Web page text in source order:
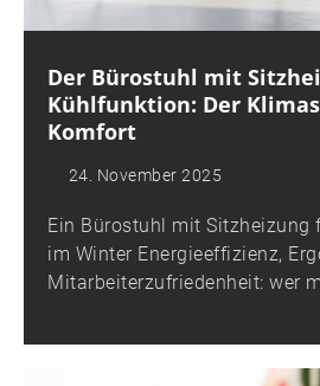
Der Bürostuhl mit
Kühlfunktion: Der
Komfort
24. November 2025
Ein Bürostuhl mit Sitzheizung
im Winter Energieeffizienz,
Mitarbeiterzufriedenheit: wer